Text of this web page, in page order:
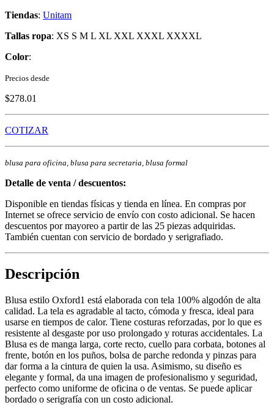
Tiendas: Unitam
Tallas ropa: XS S M L XL XXL XXXL XXXXL
Color:
Precios desde
$278.01
COTIZAR
blusa para oficina, blusa para secretaria, blusa formal
Detalle de venta / descuentos:
Disponible en tiendas físicas y tienda en línea. En compras por
Internet se ofrece servicio de envío con costo adicional. Se hacen
descuentos por mayoreo a partir de las 25 piezas adquiridas.
También cuentan con servicio de bordado y serigrafiado.
Descripción
Blusa estilo Oxford1 está elaborada con tela 100% algodón de alta
calidad. La tela es agradable al tacto, cómoda y fresca, ideal para
usarse en tiempos de calor. Tiene costuras reforzadas, por lo que es
resistente al desgaste por uso prolongado y roturas accidentales. La
Blusa es de manga larga, corte recto, cuello para corbata, botones al
frente, botón en los puños, bolsa de parche redonda y pinzas para
dar forma a la cintura de quien la usa. Asimismo, su diseño es
elegante y formal, da una imagen de profesionalismo y seguridad,
perfecto como uniforme de oficina o de ventas. Se puede aplicar
bordado o serigrafía con un costo adicional.